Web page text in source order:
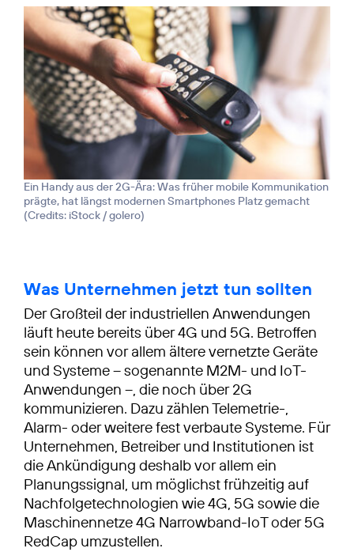
Ein Handy aus der 2G-Ära: Was früher mobile Kommunikation
prägte, hat längst modernen Smartphones Platz gemacht
(Credits: iStock / golero)
Was Unternehmen jetzt tun sollten
Der Großteil der industriellen Anwendungen
läuft heute bereits über 4G und 5G. Betroffen
sein können vor allem ältere vernetzte Geräte
und Systeme – sogenannte M2M- und IoT-
Anwendungen –, die noch über 2G
kommunizieren. Dazu zählen Telemetrie-,
Alarm- oder weitere fest verbaute Systeme. Für
Unternehmen, Betreiber und Institutionen ist
die Ankündigung deshalb vor allem ein
Planungssignal, um möglichst frühzeitig auf
Nachfolgetechnologien wie 4G, 5G sowie die
Maschinennetze 4G Narrowband-IoT oder 5G
RedCap umzustellen.